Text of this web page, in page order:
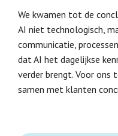
We kwamen tot de
AI niet technologisch,
communicatie,
dat AI het dagelijkse
verder brengt. Voor ons
samen met klanten